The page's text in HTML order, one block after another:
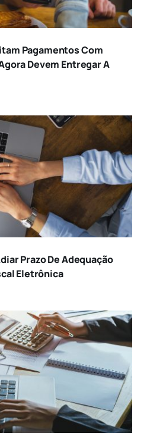
Pagamentos Com
Devem Entregar A
Prazo De Adequação
Eletrônica